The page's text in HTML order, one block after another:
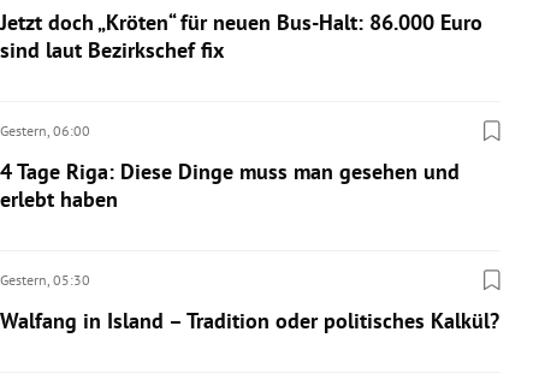
Jetzt doch „Kröten“ für neuen Bus-Halt: 86.000 Euro
sind laut Bezirkschef fix
Gestern, 06:00
4 Tage Riga: Diese Dinge muss man gesehen und
erlebt haben
Gestern, 05:30
Walfang in Island – Tradition oder politisches Kalkül?